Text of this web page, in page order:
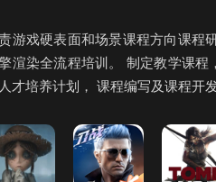
游戏硬表面和场景课程方向课程
渲染全流程培训。 制定教学课
才培养计划， 课程编写及课程开发